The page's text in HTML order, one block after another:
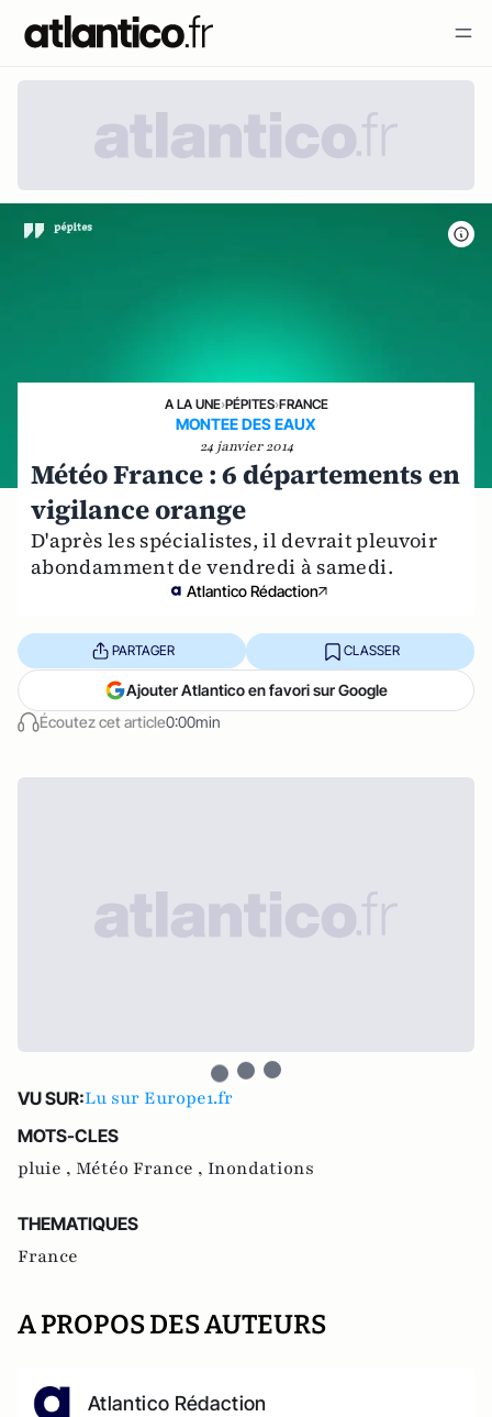
A LA UNE›PÉPITES›FRANCE
MONTEE DES EAUX
24 janvier 2014
Météo France : 6 départements en
vigilance orange
D'après les spécialistes, il devrait pleuvoir
abondamment de vendredi à samedi.
Atlantico Rédaction
Écoutez cet article0:00min
PARTAGER CLASSER
Ajouter Atlantico en favori sur Google
VU SUR:Lu sur Europe1.fr
MOTS-CLES
pluie , Météo France , Inondations
THEMATIQUES
France
A PROPOS DES AUTEURS
Atlantico Rédaction